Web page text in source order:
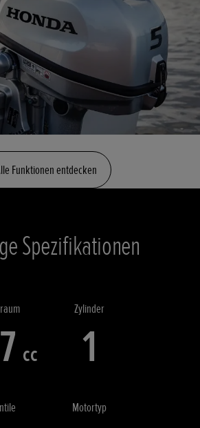
Funktionen entdecken
Spezifikationen
cc
Zylinder
1
Motortyp